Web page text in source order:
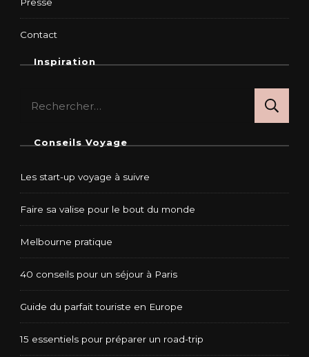
Presse
Contact
Inspiration
Conseils Voyage
Les start-up voyage à suivre
Faire sa valise pour le bout du monde
Melbourne pratique
40 conseils pour un séjour à Paris
Guide du parfait touriste en Europe
15 essentiels pour préparer un road-trip